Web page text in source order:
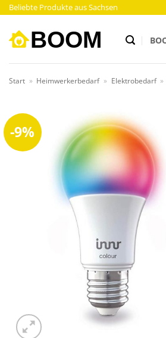
Zum
springen
Beliebte Produkte aus Sachsen
Start » Heimwerkerbedarf » Elektrobedarf »
-9%